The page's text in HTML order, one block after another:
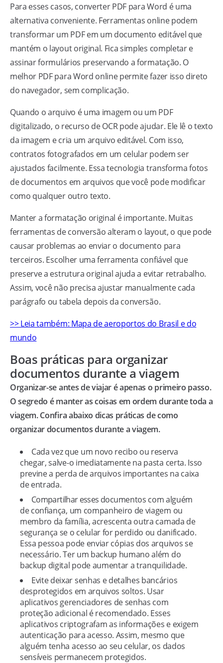
Para esses casos, converter PDF para Word é uma
alternativa conveniente. Ferramentas online podem
transformar um PDF em um documento editável que
mantém o layout original. Fica simples completar e
assinar formulários preservando a formatação. O
melhor PDF para Word online permite fazer isso direto
do navegador, sem complicação.
Quando o arquivo é uma imagem ou um PDF
digitalizado, o recurso de OCR pode ajudar. Ele lê o texto
da imagem e cria um arquivo editável. Com isso,
contratos fotografados em um celular podem ser
ajustados facilmente. Essa tecnologia transforma fotos
de documentos em arquivos que você pode modificar
como qualquer outro texto.
Manter a formatação original é importante. Muitas
ferramentas de conversão alteram o layout, o que pode
causar problemas ao enviar o documento para
terceiros. Escolher uma ferramenta confiável que
preserve a estrutura original ajuda a evitar retrabalho.
Assim, você não precisa ajustar manualmente cada
parágrafo ou tabela depois da conversão.
>> Leia também: Mapa de aeroportos do Brasil e do
mundo
Boas práticas para organizar
documentos durante a viagem
Organizar-se antes de viajar é apenas o primeiro passo.
O segredo é manter as coisas em ordem durante toda a
viagem. Confira abaixo dicas práticas de como
organizar documentos durante a viagem.
Cada vez que um novo recibo ou reserva
chegar, salve-o imediatamente na pasta certa. Isso
previne a perda de arquivos importantes na caixa
de entrada.
Compartilhar esses documentos com alguém
de confiança, um companheiro de viagem ou
membro da família, acrescenta outra camada de
segurança se o celular for perdido ou danificado.
Essa pessoa pode enviar cópias dos arquivos se
necessário. Ter um backup humano além do
backup digital pode aumentar a tranquilidade.
Evite deixar senhas e detalhes bancários
desprotegidos em arquivos soltos. Usar
aplicativos gerenciadores de senhas com
proteção adicional é recomendado. Esses
aplicativos criptografam as informações e exigem
autenticação para acesso. Assim, mesmo que
alguém tenha acesso ao seu celular, os dados
sensíveis permanecem protegidos.